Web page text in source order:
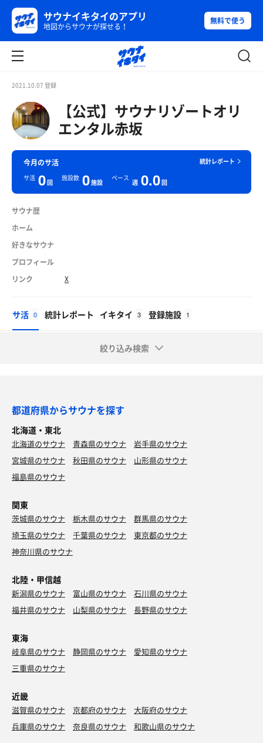
サウナイキタイのアプリ
地図からサウナが探せる！
無料で使う
2021.10.07 登録
【公式】サウナリゾートオリ
エンタル赤坂
統計レポート
今月のサ活
サ活 0回
施設数 0施設
ペース
週 0.0回
サウナ歴
ホーム
好きなサウナ
プロフィール
リンク
X
サ活 0 統計レポート イキタイ 3 登録施設 1
絞り込み検索
都道府県からサウナを探す
北海道・東北
北海道のサウナ 青森県のサウナ
岩手県のサウナ
宮城県のサウナ
秋田県のサウナ
山形県のサウナ
福島県のサウナ
関東
茨城県のサウナ 栃木県のサウナ
群馬県のサウナ
埼玉県のサウナ
千葉県のサウナ
東京都のサウナ
神奈川県のサウナ
北陸・甲信越
新潟県のサウナ 富山県のサウナ
石川県のサウナ
福井県のサウナ
山梨県のサウナ 長野県のサウナ
東海
岐阜県のサウナ 静岡県のサウナ
愛知県のサウナ
三重県のサウナ
近畿
滋賀県のサウナ 京都府のサウナ
大阪府のサウナ
兵庫県のサウナ
奈良県のサウナ 和歌山県のサウナ